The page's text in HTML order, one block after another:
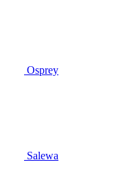
Osprey
Salewa